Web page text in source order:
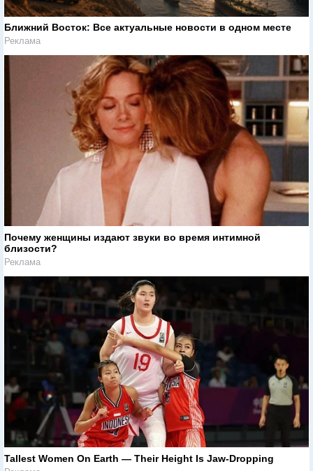
Ближний Восток: Все актуальные новости в одном месте
Реклама
Почему женщины издают звуки во время интимной
близости?
Реклама
Tallest Women On Earth — Their Height Is Jaw-Dropping